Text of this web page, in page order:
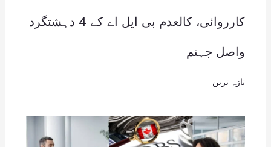
کارروائی، کالعدم بی ایل اے کے 4 دہشتگرد
واصل جہنم
تازہ ترین